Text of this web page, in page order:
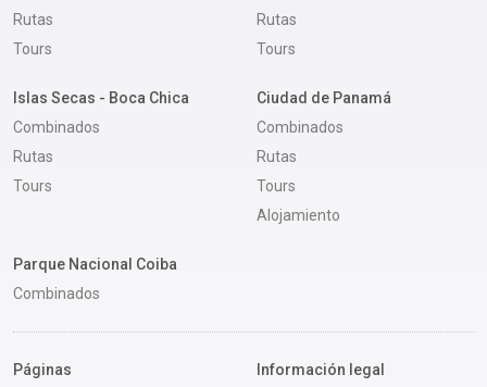
Rutas
Tours
Rutas
Tours
Islas Secas - Boca Chica
Combinados
Rutas
Tours
Ciudad de Panamá
Combinados
Rutas
Tours
Alojamiento
Parque Nacional Coiba
Combinados
Páginas
Información legal